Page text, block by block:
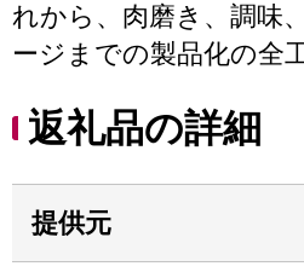
れから、肉磨き、調味
ージまでの製品化の全
返礼品の詳細
提供元